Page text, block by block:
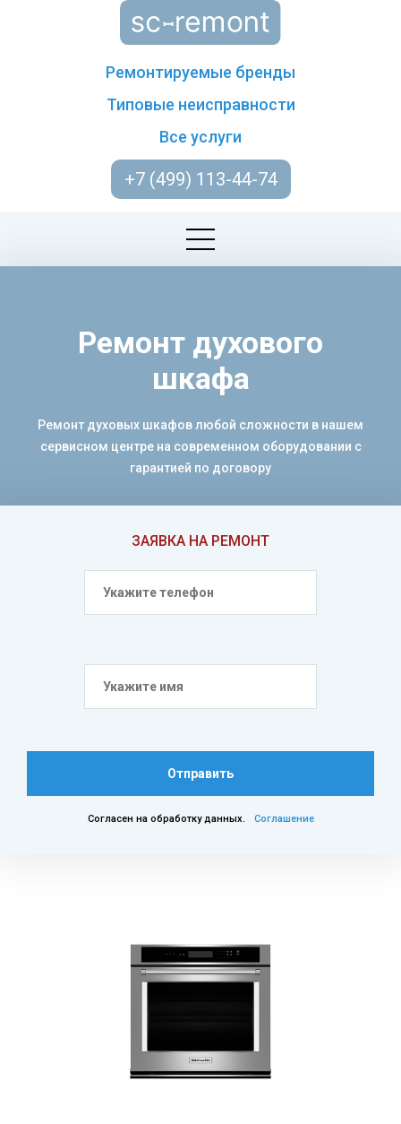
Ремонтируемые бренды
Типовые неисправности
Все услуги
+7 (499) 113-44-74
ЗАЯВКА НА РЕМОНТ
Отправить
Согласен на обработку данных. Соглашение
Ремонт духового
шкафа
Ремонт духовых шкафов любой сложности в нашем
сервисном центре на современном оборудовании с
гарантией по договору